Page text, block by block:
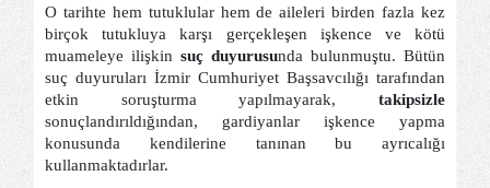
O tarihte hem tutuklular hem de aileleri birden fazla kez
birçok tutukluya karşı gerçekleşen işkence ve kötü
muameleye ilişkin suç duyurusunda bulunmuştu. Bütün
suç duyuruları İzmir Cumhuriyet Başsavcılığı tarafından
etkin soruşturma yapılmayarak, takipsizle
sonuçlandırıldığından, gardiyanlar işkence yapma
konusunda kendilerine tanınan bu ayrıcalığı
kullanmaktadırlar.